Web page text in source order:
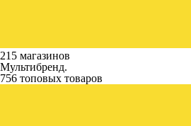
215 магазинов
Мультибренд.
756 топовых товаров